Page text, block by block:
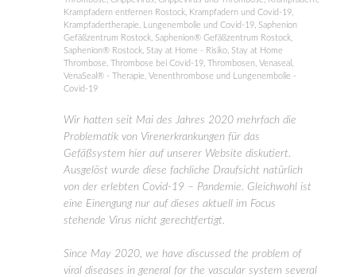
Krampfadern entfernen Rostock
Krampfadern und Covid-19
Krampfadertherapie
Lungenembolie und Covid-19 Saphenion
Gefäßzentrum Rostock Saphenion® Gefäßzentrum Rostock
Saphenion® Rostock Stay at Home - Risiko Stay at Home
Thrombose Thrombose bei Covid-19 Thrombosen Venaseal
VenaSeal® - Therapie Venenthrombose und Lungenembolie -
Covid-19
Wir hatten seit Mai des Jahres 2020 mehrfach die
Problematik von Virenerkrankungen für das
Gefäßsystem hier auf unserer Website diskutiert.
Ausgelöst wurde diese fachliche Draufsicht natürlich
von der erlebten Covid-19 – Pandemie. Gleichwohl ist
eine Einengung nur auf dieses aktuell im Focus
stehende Virus nicht gerechtfertigt.
Since May 2020, we have discussed the problem of
viral diseases in general for the vascular system several